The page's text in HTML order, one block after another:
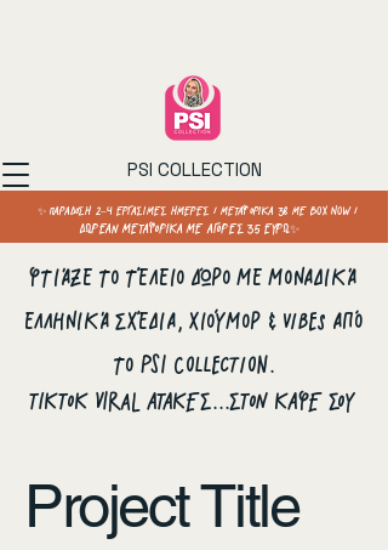
PSI COLLECTION
✨ ΠΑΡΑΔΟΣΗ 2–4 ΕΡΓΑΣΙΜΕΣ ΗΜΕΡΕΣ / ΜΕΤΑΦΟΡΙΚΑ 3€ ΜΕ BOX NOW /
ΔΩΡΕΑΝ ΜΕΤΑΦΟΡΙΚΑ ΜΕ ΑΓΟΡΕΣ 35 ΕΥΡΩ✨
Φτιάξε το τέλειο δώρο με μοναδικά
ελληνικά σχέδια, χιούμορ & vibes από
το PSI Collection.
ΤΙΚΤΟΚ VIRAL ΑΤΑΚΕΣ...ΣΤΟΝ ΚΑΦΕ ΣΟΥ
Project Title